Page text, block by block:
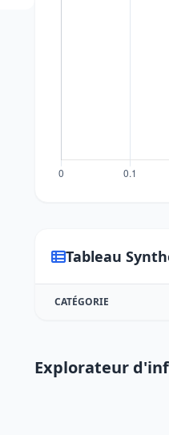
Tableau
CATÉGORIE
Explorateur